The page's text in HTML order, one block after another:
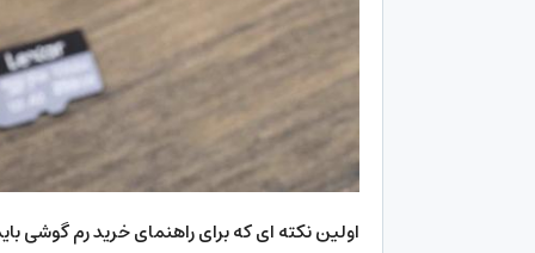
اولین نکته ای که برای راهنمای خرید رم گوشی